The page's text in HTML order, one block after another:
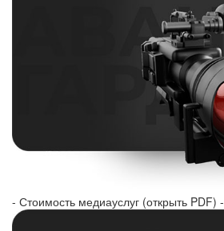
- Стоимость медиауслуг (открыть PDF) -